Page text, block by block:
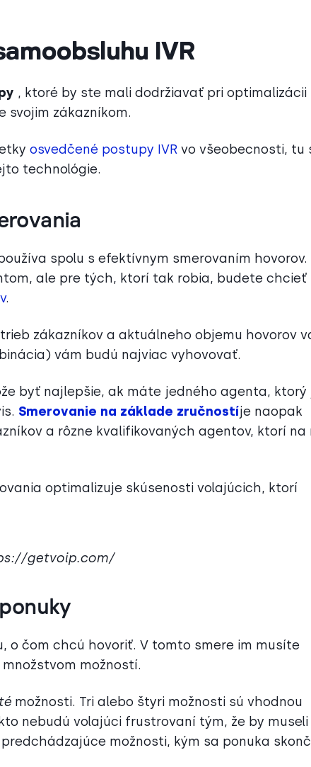
IVR
, ktoré by ste mali dodržiavať pri optimalizácii
svojim zákazníkom.
osvedčené postupy IVR vo všeobecnosti, tu
technológie.
spolu s efektívnym smerovaním hovorov.
ale pre tých, ktorí tak robia, budete chcieť
.
zákazníkov a aktuálneho objemu hovorov
vám budú najviac vyhovovať.
byť najlepšie, ak máte jedného agenta, ktorý
Smerovanie na základe zručnostíje naopak
a rôzne kvalifikovaných agentov, ktorí na
optimalizuje skúsenosti volajúcich, ktorí
getvoip.com/
o čom chcú hovoriť. V tomto smere im musíte
možností.
možnosti. Tri alebo štyri možnosti sú vhodnou
nebudú volajúci frustrovaní tým, že by museli
možnosti, kým sa ponuka